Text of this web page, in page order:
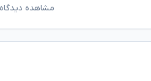
مشاهده